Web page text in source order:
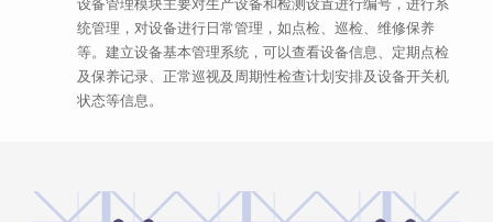
统管理，对设备进行日常管理，如点检、巡检、维修保养
等。建立设备基本管理系统，可以查看设备信息、定期点检
及保养记录、正常巡视及周期性检查计划安排及设备开关机
状态等信息。